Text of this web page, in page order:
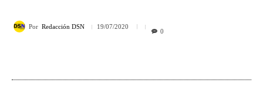
Por Redacción DSN 19/07/2020
0